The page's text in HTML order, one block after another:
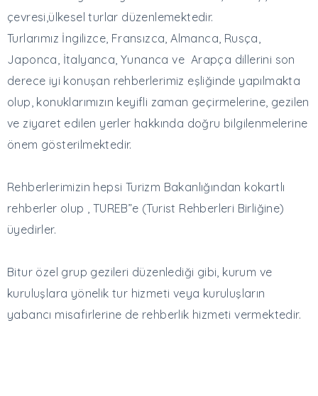
çevresi,ülkesel turlar düzenlemektedir.
Turlarımız İngilizce, Fransızca, Almanca, Rusça,
Japonca, İtalyanca, Yunanca ve Arapça dillerini son
derece iyi konuşan rehberlerimiz eşliğinde yapılmakta
olup, konuklarımızın keyifli zaman geçirmelerine, gezilen
ve ziyaret edilen yerler hakkında doğru bilgilenmelerine
önem gösterilmektedir.
Rehberlerimizin hepsi Turizm Bakanlığından kokartlı
rehberler olup , TUREB”e (Turist Rehberleri Birliğine)
üyedirler.
Bitur özel grup gezileri düzenlediği gibi, kurum ve
kuruluşlara yönelik tur hizmeti veya kuruluşların
yabancı misafirlerine de rehberlik hizmeti vermektedir.